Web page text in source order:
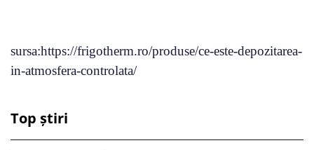
sursa:https://frigotherm.ro/produse/ce-este-depozitarea-
in-atmosfera-controlata/
Top știri